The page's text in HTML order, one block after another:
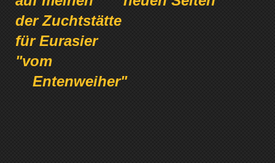
der Zuchtstätte
für Eurasier
"vom
Entenweiher"